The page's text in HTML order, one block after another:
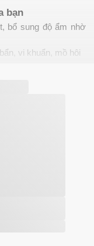
bạn
bổ sung độ ẩm nhờ
vi khuẩn, mồ hôi
lỗ chân lông